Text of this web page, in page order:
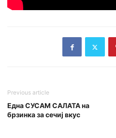
Previous article
Една СУСАМ САЛАТА на
брзинка за сечиј вкус